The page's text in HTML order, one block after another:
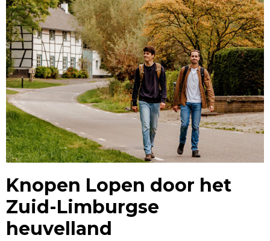
Knopen Lopen door het
Zuid-Limburgse
heuvelland